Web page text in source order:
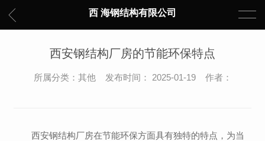
西 海钢结构有限公司
西安钢结构厂房的节能环保特点
所属分类：其他 发布时间： 2025-01-19 作者：
西安钢结构厂房在节能环保方面具有独特的特点，为当